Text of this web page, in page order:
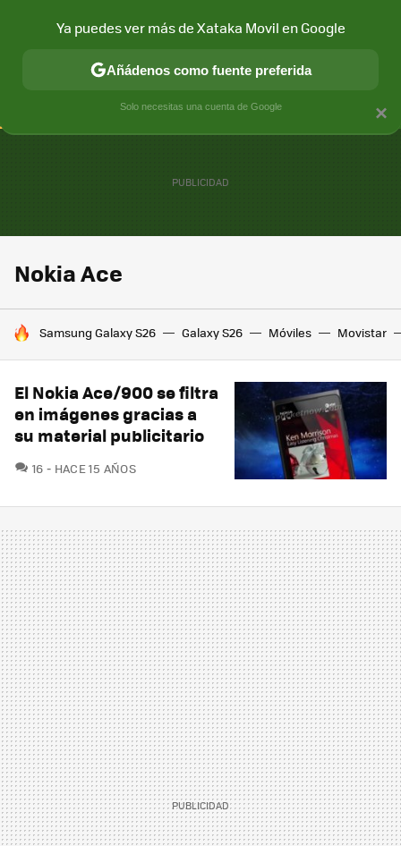
CONECTIVIDAD MÓVIL Y SOCIEDAD APLICACIONES
Nokia Ace
HOY SE HABLA DE
Samsung Galaxy S26 Galaxy S26 Móviles Movistar
El Nokia Ace/900 se filtra
en imágenes gracias a
su material publicitario
16 COMENTARIOS
HACE 15 AÑOS
×
Ya puedes ver más de Xataka Movil en Google
Añádenos como fuente preferida
Solo necesitas una cuenta de Google